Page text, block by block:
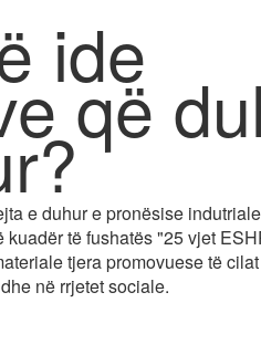
ide
që
e duhur e pronësise
të fushatës "25 vjet
tjera promovuese të
në rrjetet sociale.